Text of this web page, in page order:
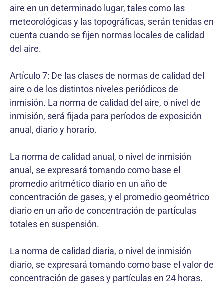
aire en un determinado lugar, tales como las
meteorológicas y las topográficas, serán tenidas en
cuenta cuando se fijen normas locales de calidad
del aire.
Artículo 7: De las clases de normas de calidad del
aire o de los distintos niveles periódicos de
inmisión. La norma de calidad del aire, o nivel de
inmisión, será fijada para períodos de exposición
anual, diario y horario.
La norma de calidad anual, o nivel de inmisión
anual, se expresará tomando como base el
promedio aritmético diario en un año de
concentración de gases, y el promedio geométrico
diario en un año de concentración de partículas
totales en suspensión.
La norma de calidad diaria, o nivel de inmisión
diario, se expresará tomando como base el valor de
concentración de gases y partículas en 24 horas.